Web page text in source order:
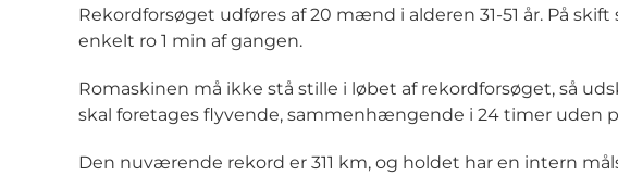
Rekordforsøget udføres af 20 mænd i alderen 31-51 år. På skift
enkelt ro 1 min af gangen.
Romaskinen må ikke stå stille i løbet af rekordforsøget, så
skal foretages flyvende, sammenhængende i 24 timer uden
Den nuværende rekord er 311 km, og holdet har en intern